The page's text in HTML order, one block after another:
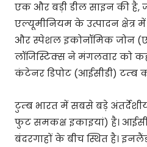
एक और बड़ी डील साइन की है,
एल्यूमीनियम के उत्पादन क्षेत्र
और स्पेशल इकोनॉमिक जोन
लॉजिस्टिक्स ने मंगलवार को
कंटेनर डिपोट (आईसीडी) टम्ब
टुम्ब भारत में सबसे बड़े
फुट समकक्ष इकाइयां) है।
बंदरगाहों के बीच स्थित है।